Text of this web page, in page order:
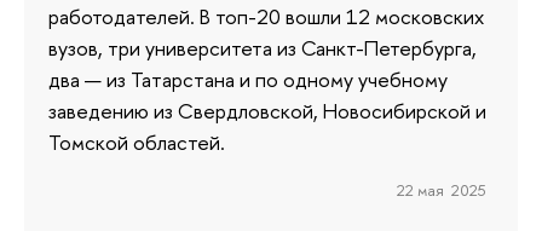
работодателей. В топ-20 вошли 12 московских
вузов, три университета из Санкт-Петербурга,
два — из Татарстана и по одному учебному
заведению из Свердловской, Новосибирской и
Томской областей.
22 мая 2025